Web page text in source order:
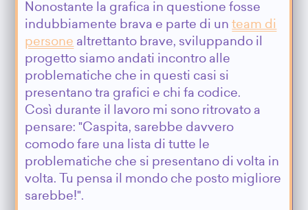
Nonostante la grafica in questione fosse
indubbiamente brava e parte di unteam di
persone altrettanto brave, sviluppando il
progetto siamo andati incontro alle
problematiche che in questi casi si
presentano tra grafici e chi fa codice.
Così durante il lavoro mi sono ritrovato a
pensare: "Caspita, sarebbe davvero
comodo fare una lista di tutte le
problematiche che si presentano di volta in
volta. Tu pensa il mondo che posto migliore
sarebbe!".